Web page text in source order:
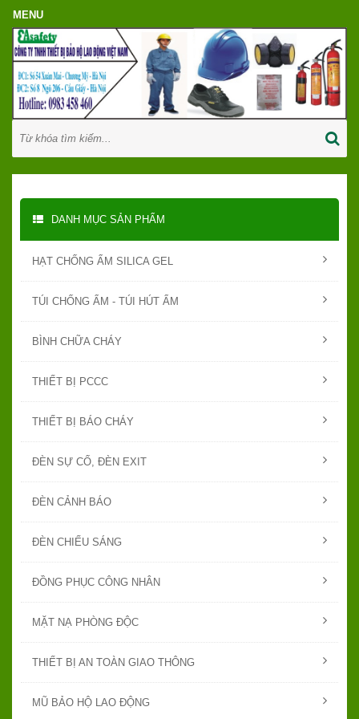
DANH MỤC SẢN PHẨM
HẠT CHỐNG ẨM SILICA GEL
TÚI CHỐNG ẨM - TÚI HÚT ẨM
BÌNH CHỮA CHÁY
THIẾT BỊ PCCC
THIẾT BỊ BÁO CHÁY
ĐÈN SỰ CỐ, ĐÈN EXIT
ĐÈN CẢNH BÁO
ĐÈN CHIẾU SÁNG
ĐỒNG PHỤC CÔNG NHÂN
MẶT NẠ PHÒNG ĐỘC
THIẾT BỊ AN TOÀN GIAO THÔNG
MŨ BẢO HỘ LAO ĐỘNG